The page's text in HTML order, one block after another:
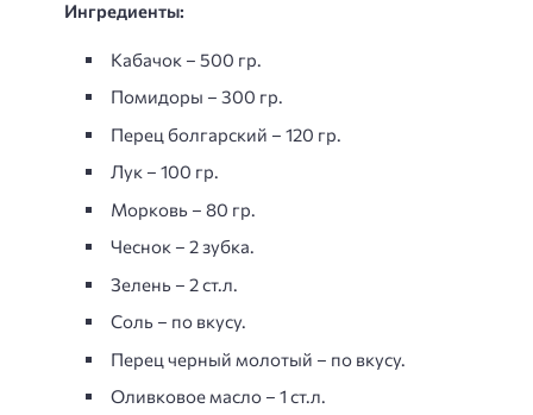
Ингредиенты:
Кабачок – 500 гр.
Помидоры – 300 гр.
Перец болгарский – 120 гр.
Лук – 100 гр.
Морковь – 80 гр.
Чеснок – 2 зубка.
Зелень – 2 ст.л.
Соль – по вкусу.
Перец черный молотый – по вкусу.
Оливковое масло – 1 ст.л.